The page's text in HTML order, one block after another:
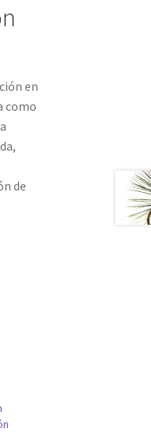
en
como
de